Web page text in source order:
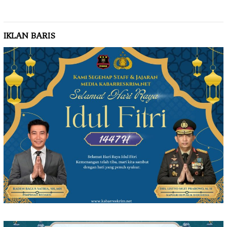
IKLAN BARIS